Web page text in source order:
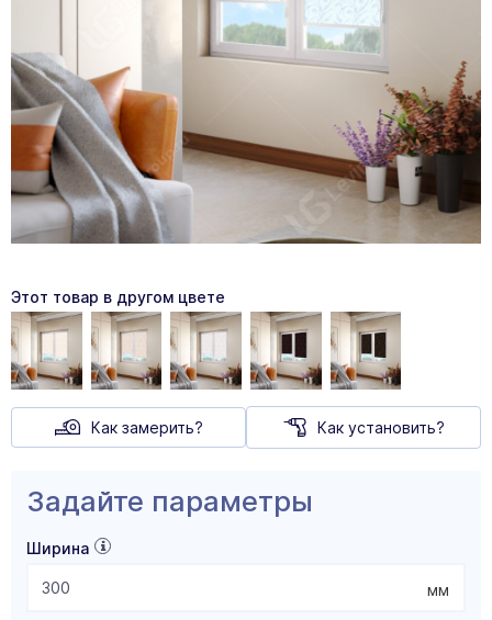
Этот товар в другом цвете
Как замерить? Как установить?
Задайте параметры
Ширина
мм